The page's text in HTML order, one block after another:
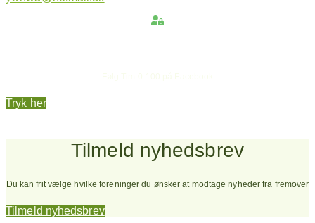
Tryk her
Tilmeld nyhedsbrev
Du kan frit vælge hvilke foreninger du ønsker at modtage nyheder fra fremover
Tilmeld nyhedsbrev